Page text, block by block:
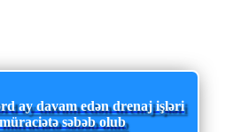
ay davam edən drenaj işləri
səbəb olub